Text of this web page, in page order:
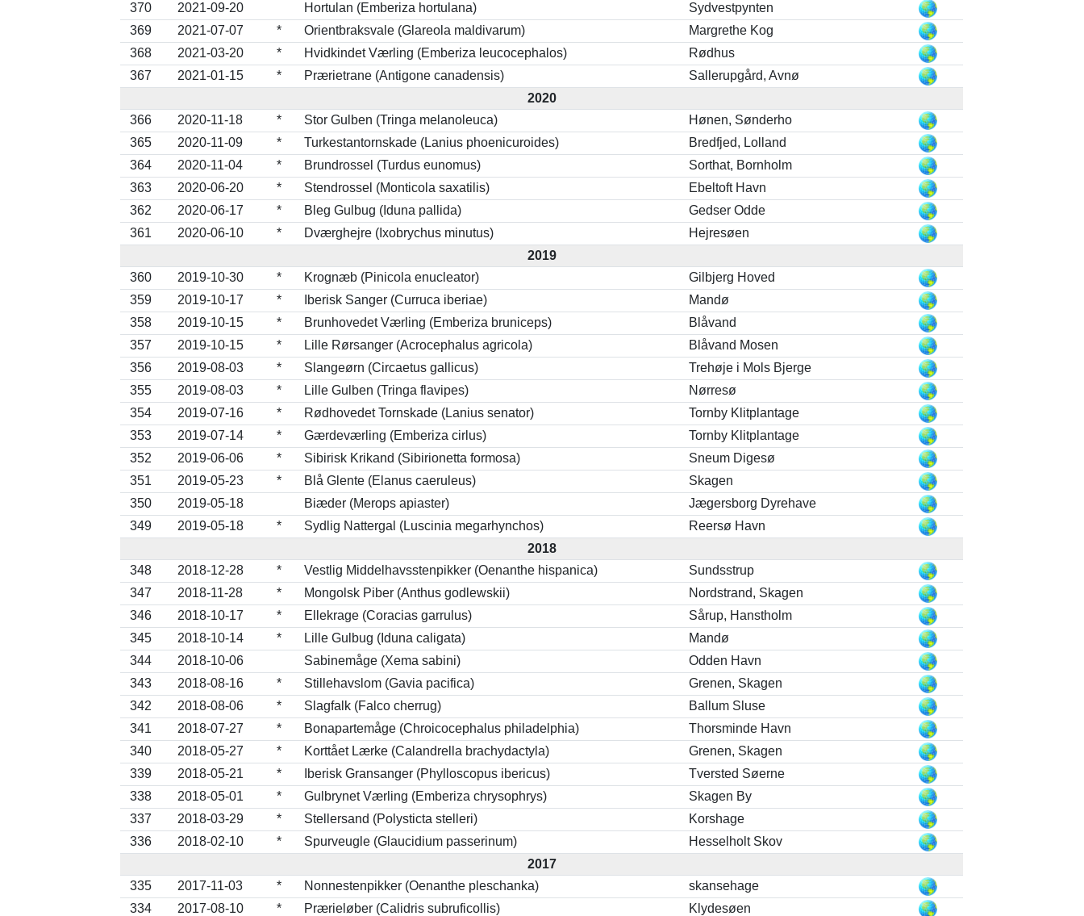
370
2021-09-20 Hortulan (Emberiza hortulana)
Sydvestpynten
369
2021-07-07 * Orientbraksvale (Glareola maldivarum)
Margrethe Kog
368
2021-03-20 * Hvidkindet Værling (Emberiza leucocephalos)
Rødhus
367
2021-01-15 * Prærietrane (Antigone canadensis)
Sallerupgård, Avnø
2020
366
2020-11-18 * Stor Gulben (Tringa melanoleuca)
Hønen, Sønderho
365
2020-11-09 * Turkestantornskade (Lanius phoenicuroides)
Bredfjed, Lolland
364
2020-11-04 * Brundrossel (Turdus eunomus)
Sorthat, Bornholm
363
2020-06-20 * Stendrossel (Monticola saxatilis)
Ebeltoft Havn
362
2020-06-17 * Bleg Gulbug (Iduna pallida)
Gedser Odde
361
2020-06-10 * Dværghejre (Ixobrychus minutus)
Hejresøen
2019
360
2019-10-30 * Krognæb (Pinicola enucleator)
Gilbjerg Hoved
359
2019-10-17 * Iberisk Sanger (Curruca iberiae)
Mandø
358
2019-10-15 * Brunhovedet Værling (Emberiza bruniceps)
Blåvand
357
2019-10-15 * Lille Rørsanger (Acrocephalus agricola)
Blåvand Mosen
356
2019-08-03 * Slangeørn (Circaetus gallicus)
Trehøje i Mols Bjerge
355
2019-08-03 * Lille Gulben (Tringa flavipes)
Nørresø
354
2019-07-16 * Rødhovedet Tornskade (Lanius senator)
Tornby Klitplantage
353
2019-07-14 * Gærdeværling (Emberiza cirlus)
Tornby Klitplantage
352
2019-06-06 * Sibirisk Krikand (Sibirionetta formosa)
Sneum Digesø
351
2019-05-23 * Blå Glente (Elanus caeruleus)
Skagen
350
2019-05-18 Biæder (Merops apiaster)
Jægersborg Dyrehave
349
2019-05-18 * Sydlig Nattergal (Luscinia megarhynchos)
Reersø Havn
2018
348
2018-12-28 * Vestlig Middelhavsstenpikker (Oenanthe hispanica)
Sundsstrup
347
2018-11-28 * Mongolsk Piber (Anthus godlewskii)
Nordstrand, Skagen
346
2018-10-17 * Ellekrage (Coracias garrulus)
Sårup, Hanstholm
345
2018-10-14 * Lille Gulbug (Iduna caligata)
Mandø
344
2018-10-06 Sabinemåge (Xema sabini)
Odden Havn
343
2018-08-16 * Stillehavslom (Gavia pacifica)
Grenen, Skagen
342
2018-08-06 * Slagfalk (Falco cherrug)
Ballum Sluse
341
2018-07-27 * Bonapartemåge (Chroicocephalus philadelphia)
Thorsminde Havn
340
2018-05-27 * Korttået Lærke (Calandrella brachydactyla)
Grenen, Skagen
339
2018-05-21 * Iberisk Gransanger (Phylloscopus ibericus)
Tversted Søerne
338
2018-05-01 * Gulbrynet Værling (Emberiza chrysophrys)
Skagen By
337
2018-03-29 * Stellersand (Polysticta stelleri)
Korshage
336
2018-02-10 * Spurveugle (Glaucidium passerinum)
Hesselholt Skov
2017
335
2017-11-03 * Nonnestenpikker (Oenanthe pleschanka)
skansehage
334
2017-08-10 * Prærieløber (Calidris subruficollis)
Klydesøen